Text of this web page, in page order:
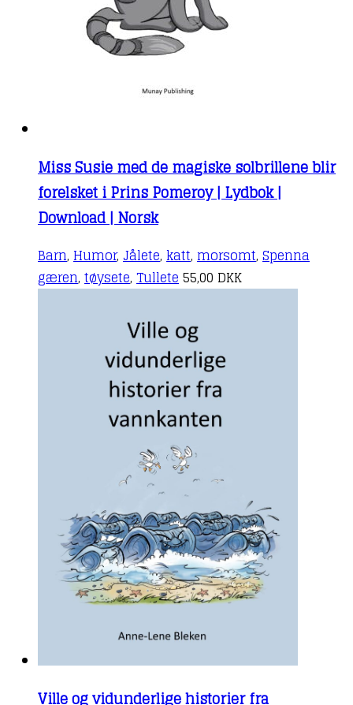
Miss Susie med de magiske solbrillene blir
forelsket i Prins Pomeroy | Lydbok |
Download | Norsk
Barn, Humor, Jålete, katt, morsomt, Spenna
gæren, tøysete, Tullete55,00 DKK
Ville og vidunderlige historier fra